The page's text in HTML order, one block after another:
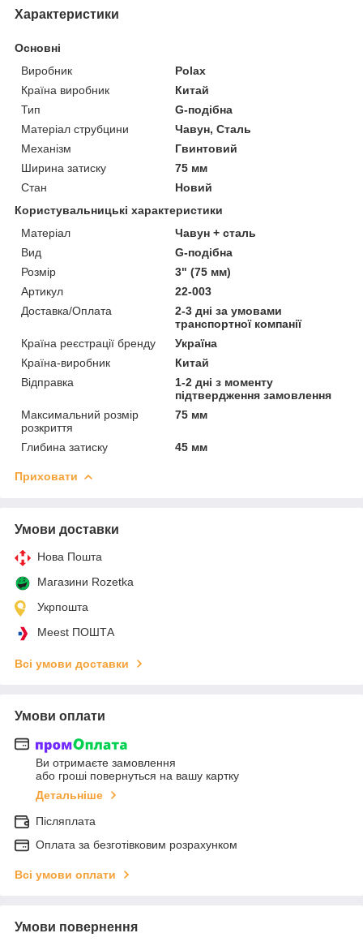
Характеристики
Основні
Виробник
Polax
Країна виробник
Китай
Тип
G-подібна
Матеріал струбцини
Чавун, Сталь
Механізм
Гвинтовий
Ширина затиску
75 мм
Стан
Новий
Користувальницькі характеристики
Матеріал
Чавун + сталь
Вид
G-подібна
Розмір
3" (75 мм)
Артикул
22-003
Доставка/Оплата
2-3 дні за умовами
транспортної компанії
Країна реєстрації бренду
Україна
Країна-виробник
Китай
Відправка
1-2 дні з моменту
підтвердження замовлення
Максимальний розмір
розкриття
75 мм
Глибина затиску 45 мм
Приховати
Умови доставки
Нова Пошта
Магазини Rozetka
Укрпошта
Meest ПОШТА
Всі умови доставки
Умови оплати
Ви отримаєте замовлення
або гроші повернуться на вашу картку
Детальніше
Післяплата
Оплата за безготівковим розрахунком
Всі умови оплати
Умови повернення